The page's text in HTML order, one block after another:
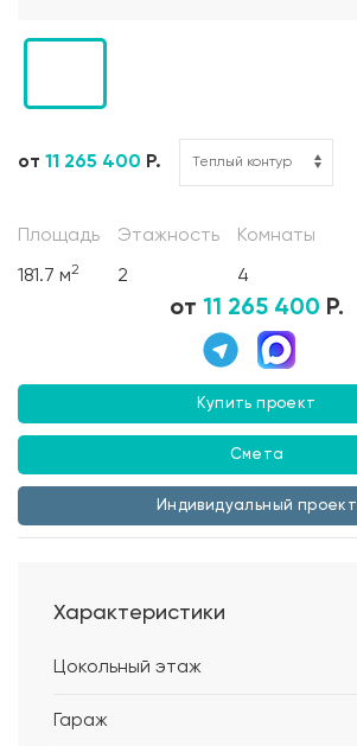
от 11 265 400 Р.
Площадь
181.7 м2
Этажность
2
Комнаты
4
от 11 265 400 Р.
Купить проект
Смета
Индивидуальный проект
Характеристики
Цокольный этаж
Гараж